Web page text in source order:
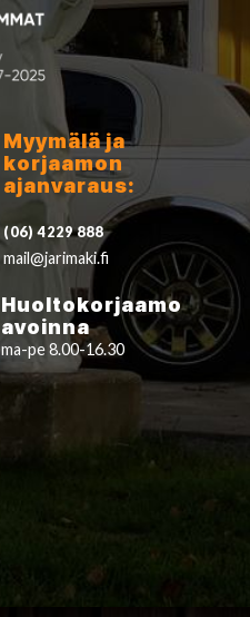
Myymälä ja
korjaamon
ajanvaraus:
(06) 4229 888
mail@jarimaki.fi
Huoltokorjaamo
avoinna
ma-pe 8.00-16.30